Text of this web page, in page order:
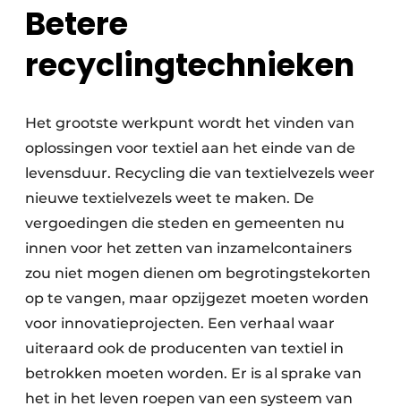
Betere
recyclingtechnieken
Het grootste werkpunt wordt het vinden van
oplossingen voor textiel aan het einde van de
levensduur. Recycling die van textielvezels weer
nieuwe textielvezels weet te maken. De
vergoedingen die steden en gemeenten nu
innen voor het zetten van inzamelcontainers
zou niet mogen dienen om begrotingstekorten
op te vangen, maar opzijgezet moeten worden
voor innovatieprojecten. Een verhaal waar
uiteraard ook de producenten van textiel in
betrokken moeten worden. Er is al sprake van
het in het leven roepen van een systeem van